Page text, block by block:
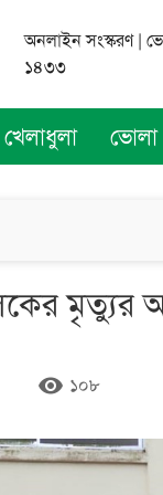
অনলাইন সংস্করণ |
১৪৩৩
খেলাধুলা ভোলা
মৃত্যুর
remove_red_eye ১০৮